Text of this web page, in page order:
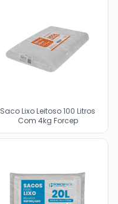
Saco Lixo Leitoso 100 Litros
Com 4kg Forcep